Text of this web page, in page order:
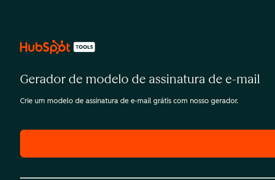
Gerador de modelo de assinatura de e-mail
Crie um modelo de assinatura de e-mail grátis com nosso gerador.